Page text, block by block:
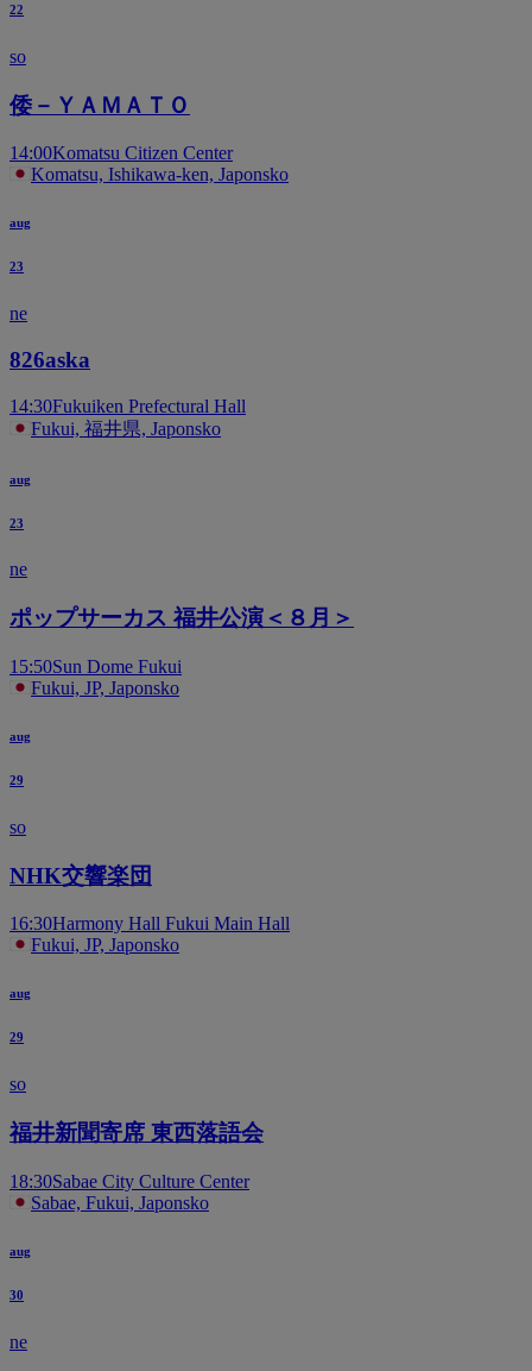
22
so
倭－ＹＡＭＡＴＯ
14:00Komatsu Citizen Center
Komatsu, Ishikawa-ken, Japonsko
aug
23
ne
826aska
14:30Fukuiken Prefectural Hall
Fukui, 福井県, Japonsko
aug
23
ne
ポップサーカス 福井公演＜８月＞
15:50Sun Dome Fukui
Fukui, JP, Japonsko
aug
29
so
NHK交響楽団
16:30Harmony Hall Fukui Main Hall
Fukui, JP, Japonsko
aug
29
so
福井新聞寄席 東西落語会
18:30Sabae City Culture Center
Sabae, Fukui, Japonsko
aug
30
ne